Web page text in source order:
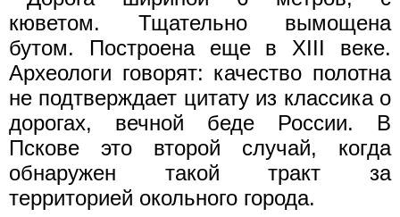
кюветом. Тщательно вымощена
бутом. Построена еще в XIII веке.
Археологи говорят: качество полотна
не подтверждает цитату из классика о
дорогах, вечной беде России. В
Пскове это второй случай, когда
обнаружен такой тракт за
территорией окольного города.